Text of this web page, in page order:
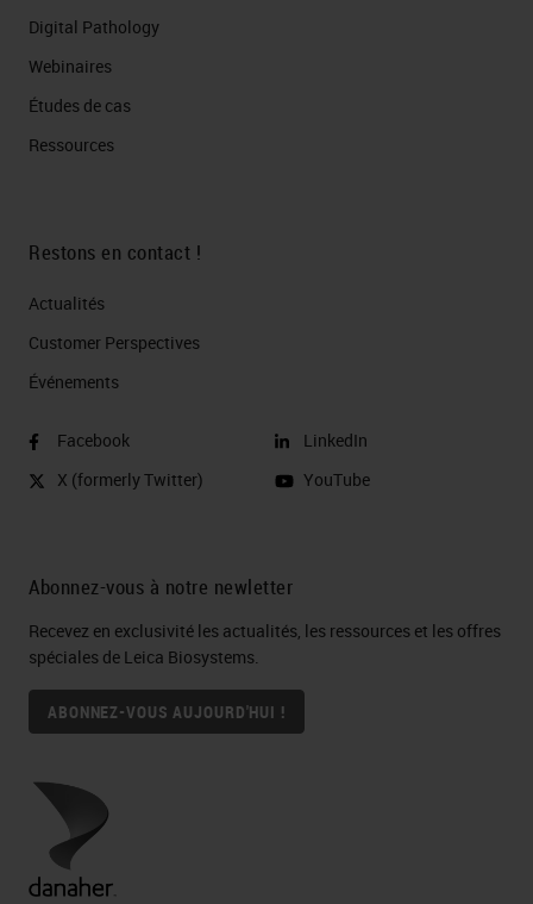
Digital Pathology
Webinaires
Études de cas
Ressources
Restons en contact !
Actualités
Customer Perspectives​
Événements
Facebook
X (formerly Twitter)
LinkedIn
YouTube
Abonnez-vous à notre newletter
Recevez en exclusivité les actualités, les ressources et les offres
spéciales de Leica Biosystems.
ABONNEZ-VOUS AUJOURD'HUI !